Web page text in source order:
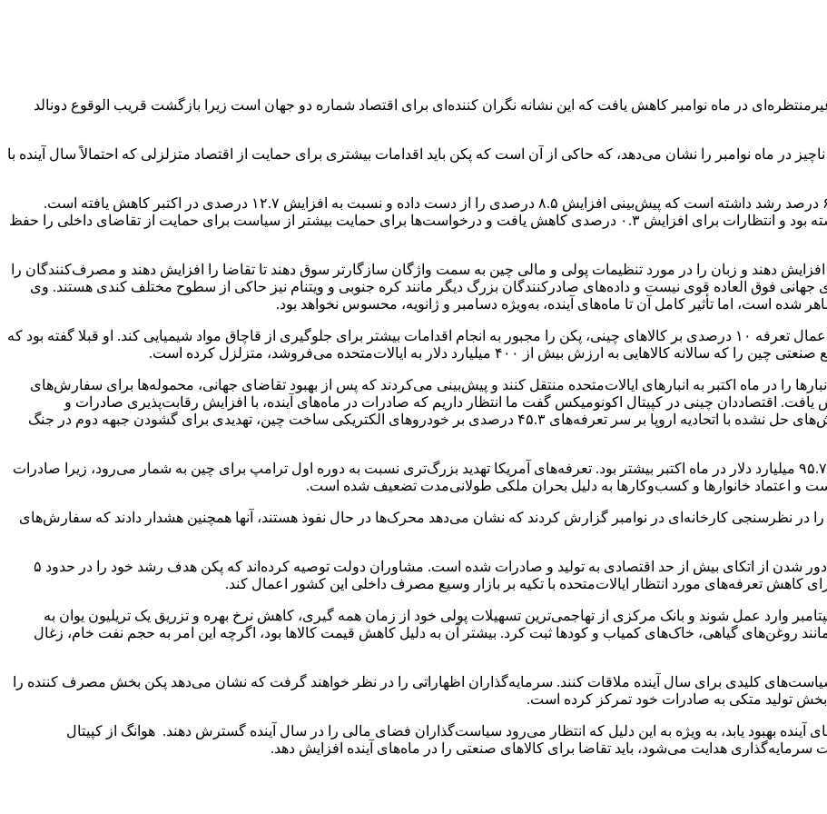
در ماه نوامبر کاهش یافت که این نشانه نگران کننده‌ای برای اقتصاد شماره دو جهان است زیرا بازگشت قریب الوقوع دونالد
در ماه نوامبر را نشان می‌دهد، که حاکی از آن است که پکن باید اقدامات بیشتری برای حمایت از اقتصاد متزلزلی که احتمالاً سال آینده با
داده‌های گمرک نشان داد که محموله‌های خروجی در ماه گذشته ۶.۷ درصد رشد داشته است که پیش‌بینی افزایش ۸.۵ درصدی را از دست داده و نسبت به افزایش ۱۲.۷ درصدی در اکتبر کاهش یافته است.
واردات ۳.۹ درصد کاهش یافت که بدترین عملکرد آنها در ۹ ماه گذشته بود و انتظارات برای افزایش ۰.۳ درصدی کاهش یافت و درخواست‌ها برای حمایت بیشتر از سیاست برای حمایت از تقاضای داخلی را حفظ
رهبران ارشد متعهد شدند که محرک‌های اقتصادی را در سال ۲۰۲۵ افزایش دهند و زبان را در مورد تنظیمات پولی و مالی چین به سمت واژگان سازگارتر سوق دهند تا تقاضا را افزایش دهند و مصرف‌کنندگان را
جهانی فوق العاده قوی نیست و داده‌های صادرکنندگان بزرگ دیگر مانند کره جنوبی و ویتنام نیز حاکی از سطوح مختلف کندی هستند. وی
شده است، اما تأثیر کامل آن تا ماه‌های آینده، به‌ویژه دسامبر و ژانویه، محسوس نخواهد بود.
ترامپ، رئیس جمهور منتخب ایالات متحده، متعهد شده است که با اعمال تعرفه ۱۰ درصدی بر کالاهای چینی، پکن را مجبور به انجام اقدامات بیشتر برای جلوگیری از قاچاق مواد شیمیایی کند. او قبلا گفته بود که
را در ماه اکتبر به انبارهای ایالات‌متحده منتقل کنند و پیش‌بینی می‌کردند که پس از بهبود تقاضای جهانی، محموله‌ها برای سفارش‌های
اقتصاددان چینی در کپیتال اکونومیکس گفت ما انتظار داریم که صادرات در ماه‌های آینده، با افزایش رقابت‌پذیری صادرات و
تعرفه‌های پیشتاز صادرکنندگان، دوباره شتاب بگیرد. با این حال، تنش‌های حل نشده با اتحادیه اروپا بر سر تعرفه‌های ۴۵.۳ درصدی بر خودروهای الکتریکی ساخت چین، تهدیدی برای گشودن جبهه دوم در جنگ
مازاد تجاری چین در ماه گذشته به ۹۷.۴۴ میلیارد دلار رسید که از ۹۵.۷۲ میلیارد دلار در ماه اکتبر بیشتر بود. تعرفه‌های آمریکا تهدید بزرگ‌تری نسبت به دوره اول ترامپ برای چین به شمار می‌رود، زیرا صادرات
در نظرسنجی کارخانه‌ای در نوامبر گزارش کردند که نشان می‌دهد محرک‌ها در حال نفوذ هستند، آنها همچنین هشدار دادند که سفارش‌های
این روندها باعث درخواست تحلیلگران و کارشناسان سیاست برای دور شدن از اتکای بیش از حد اقتصادی به تولید و صادرات شده است. مشاوران دولت توصیه کرده‌اند که پکن هدف رشد خود را در حدود ۵
کاهش تعرفه‌های مورد انتظار ایالات‌متحده با تکیه بر بازار وسیع مصرف داخلی این کشور اعمال کند.
وارد عمل شوند و بانک مرکزی از تهاجمی‌ترین تسهیلات پولی خود از زمان همه گیری، کاهش نرخ بهره و تزریق یک تریلیون یوان به
روغن‌های گیاهی، خاک‌های کمیاب و کودها ثبت کرد. بیشتر آن به دلیل کاهش قیمت کالاها بود، اگرچه این امر به حجم نفت خام، زغال
کلیدی برای سال آینده ملاقات کنند. سرمایه‌گذاران اظهاراتی را در نظر خواهند گرفت که نشان می‌دهد پکن بخش مصرف کننده را
تولید متکی به صادرات خود تمرکز کرده است.
آینده بهبود یابد، به ویژه به این دلیل که انتظار می‌رود سیاست‌گذاران فضای مالی را در سال آینده گسترش دهند. هوانگ از کپیتال
هدایت می‌شود، باید تقاضا برای کالاهای صنعتی را در ماه‌های آینده افزایش دهد.